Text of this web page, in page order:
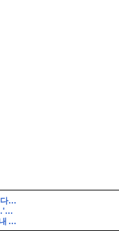
폰타나 나폴리 토마토 저당 소스 활용 소고기 다짐육 파스타 레시피 유기농 통밀면 삶는 시간 꿀팁
"아이폰 '중티' 나요" 갤럭시 쓰는 女 늘더니…'놀라운 결과'
제주 노형동 맛집 추천 우동키노야 제주도 시내 우동 맛집